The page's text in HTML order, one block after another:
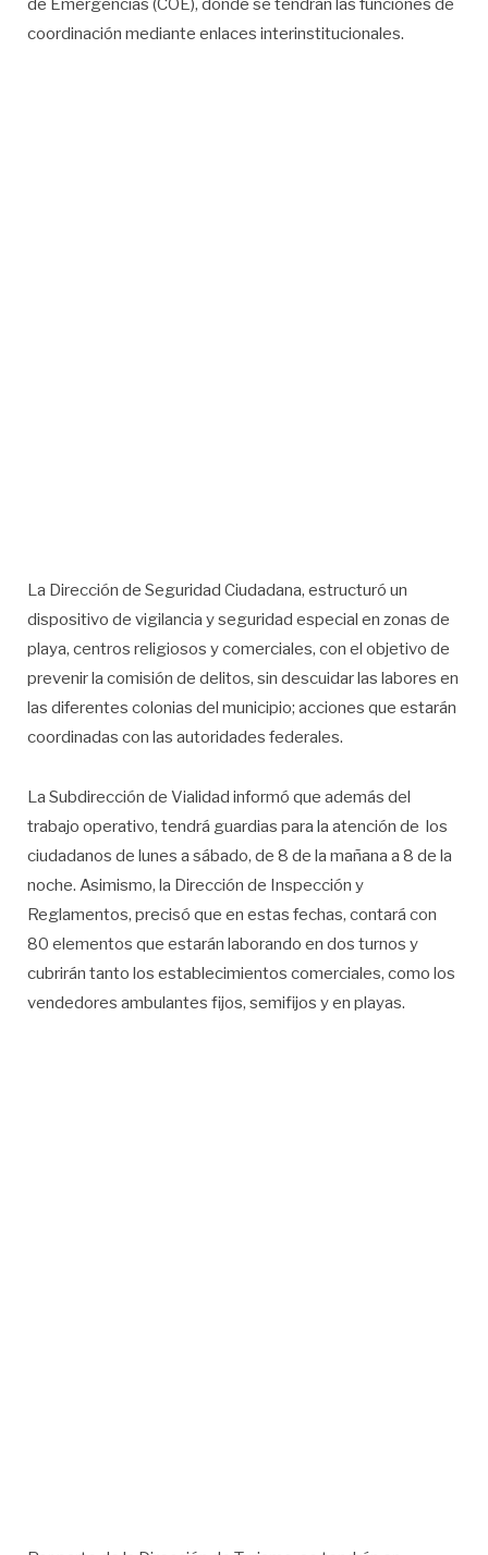
de Emergencias (COE), donde se tendrán las funciones de
coordinación mediante enlaces interinstitucionales.
La Dirección de Seguridad Ciudadana, estructuró un
dispositivo de vigilancia y seguridad especial en zonas de
playa, centros religiosos y comerciales, con el objetivo de
prevenir la comisión de delitos, sin descuidar las labores en
las diferentes colonias del municipio; acciones que estarán
coordinadas con las autoridades federales.
La Subdirección de Vialidad informó que además del
trabajo operativo, tendrá guardias para la atención de los
ciudadanos de lunes a sábado, de 8 de la mañana a 8 de la
noche. Asimismo, la Dirección de Inspección y
Reglamentos, precisó que en estas fechas, contará con
80 elementos que estarán laborando en dos turnos y
cubrirán tanto los establecimientos comerciales, como los
vendedores ambulantes fijos, semifijos y en playas.